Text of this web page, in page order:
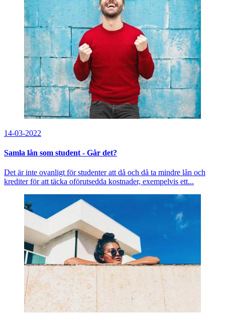
14-03-2022
Samla lån som student - Går det?
Det är inte ovanligt för studenter att då och då ta mindre lån och
krediter för att täcka oförutsedda kostnader, exempelvis ett...